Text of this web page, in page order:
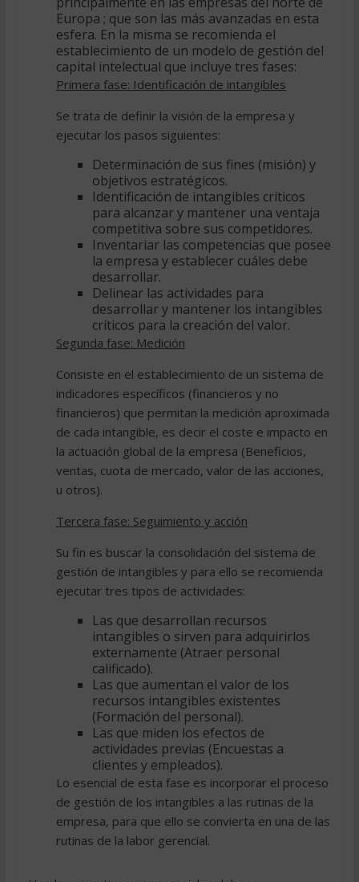
Europa ; que son las más avanzadas en esta
esfera. En la misma se recomienda el
establecimiento de un modelo de gestión del
capital intelectual que incluye tres fases:
Primera fase: Identificación de intangibles
Se trata de definir la visión de la empresa y
ejecutar los pasos siguientes:
Determinación de sus fines (misión) y
objetivos estratégicos.
Identificación de intangibles críticos
para alcanzar y mantener una ventaja
competitiva sobre sus competidores.
Inventariar las competencias que posee
la empresa y establecer cuáles debe
desarrollar.
Delinear las actividades para
desarrollar y mantener los intangibles
críticos para la creación del valor.
Segunda fase: Medición
Consiste en el establecimiento de un sistema de
indicadores específicos (financieros y no
financieros) que permitan la medición aproximada
de cada intangible, es decir el coste e impacto en
la actuación global de la empresa (Beneficios,
ventas, cuota de mercado, valor de las acciones,
u otros).
Tercera fase: Seguimiento y acción
Su fin es buscar la consolidación del sistema de
gestión de intangibles y para ello se recomienda
ejecutar tres tipos de actividades:
Las que desarrollan recursos
intangibles o sirven para adquirirlos
externamente (Atraer personal
calificado).
Las que aumentan el valor de los
recursos intangibles existentes
(Formación del personal).
Las que miden los efectos de
actividades previas (Encuestas a
clientes y empleados).
Lo esencial de esta fase es incorporar el proceso
de gestión de los intangibles a las rutinas de la
empresa, para que ello se convierta en una de las
rutinas de la labor gerencial.